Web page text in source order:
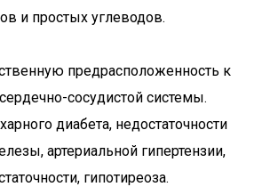
и простых углеводов.
предрасположенность к
сосудистой системы.
диабета, недостаточности
артериальной гипертензии,
гипотиреоза.